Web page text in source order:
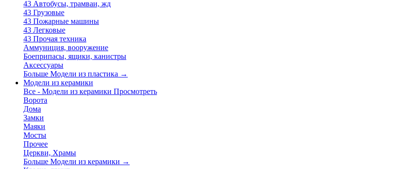
43 Автобусы, трамваи, жд
43 Грузовые
43 Пожарные машины
43 Легковые
43 Прочая техника
Аммуниция, вооружение
Боеприпасы, ящики, канистры
Аксессуары
Больше Модели из пластика →
Модели из керамики
Все - Модели из керамики Просмотреть
Ворота
Дома
Замки
Маяки
Мосты
Прочее
Церкви, Храмы
Больше Модели из керамики →